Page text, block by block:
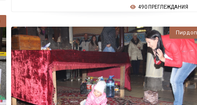
490 ПРЕГЛЕЖДАНИЯ
Пирдоп